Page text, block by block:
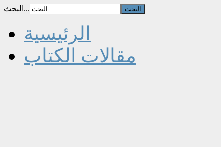
البحث...
الرئيسية
مقالات الكتاب